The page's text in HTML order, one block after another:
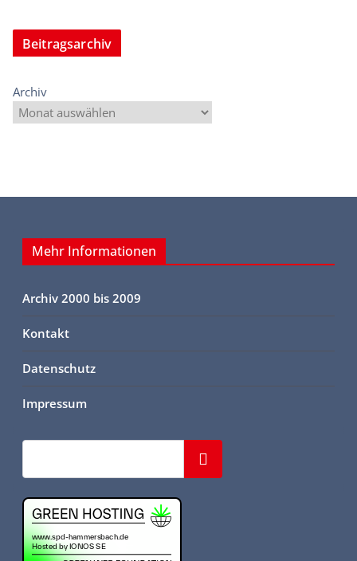
Beitragsarchiv
Archiv
Mehr Informationen
Archiv 2000 bis 2009
Kontakt
Datenschutz
Impressum
Suchen